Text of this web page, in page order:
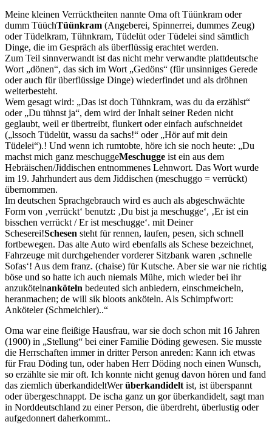
Meine kleinen Verrücktheiten nannte Oma oft Tüünkram oder
dumm TüüchTüünkram (Angeberei, Spinnerrei, dummes Zeug)
oder Tüdelkram, Tühnkram, Tüdelüt oder Tüdelei sind sämtlich
Dinge, die im Gespräch als überflüssig erachtet werden.
Zum Teil sinnverwandt ist das nicht mehr verwandte plattdeutsche
Wort
dönen , das sich im Wort Gedöns
(für unsinniges Gerede
oder auch für überflüssige Dinge) wiederfindet und als dröhnen
weiterbesteht.
Wem gesagt wird:
Das ist doch Tühnkram, was du da erzählst
oder Du tühnst ja , dem wird der Inhalt seiner Reden nicht
geglaubt, weil er übertreibt, flunkert oder einfach aufschneidet
( lssoch Tüdelüt, wassu da sachs! oder Hör auf mit dein
Tüdelei ).! Und wenn ich rumtobte, höre ich sie noch heute:
Du
machst mich ganz meschuggeMeschugge ist ein aus dem
Hebräischen/Jiddischen entnommenes Lehnwort. Das Wort wurde
im 19. Jahrhundert aus dem Jiddischen (meschuggo = verrückt)
übernommen.
Im deutschen Sprachgebrauch wird es auch als abgeschwächte
Form von verrückt benutzt: Du bist ja meschugge , Er ist ein
bisschen verrückt / Er ist meschugge . mit Deiner
Scheserei!Schesen steht für rennen, laufen, pesen, sich schnell
fortbewegen. Das alte Auto wird ebenfalls als Schese bezeichnet,
Fahrzeuge mit durchgehender vorderer Sitzbank waren schnelle
Sofas ! Aus dem franz. (chaise) für Kutsche. Aber sie war nie richtig
böse und so hatte ich auch niemals Mühe, mich wieder bei ihr
anzukötelnanköteln bedeuted sich anbiedern, einschmeicheln,
heranmachen; de will sik bloots anköteln. Als Schimpfwort:
Anköteler (Schmeichler)..
Oma war eine fleißige Hausfrau, war sie doch schon mit 16 Jahren
(1900) in
Stellung
bei einer Familie Döding gewesen. Sie musste
die Herrschaften immer in dritter Person anreden: Kann ich etwas
für Frau Döding tun, oder haben Herr Döding noch einen Wunsch,
so erzählte sie mir oft. Ich konnte nicht genug davon hören und fand
das ziemlich überkandideltWerüberkandidelt ist, ist überspannt
oder übergeschnappt. De ischa ganz un gor überkandidelt, sagt man
in Norddeutschland zu einer Person, die überdreht, überlustig oder
aufgedonnert daherkommt..